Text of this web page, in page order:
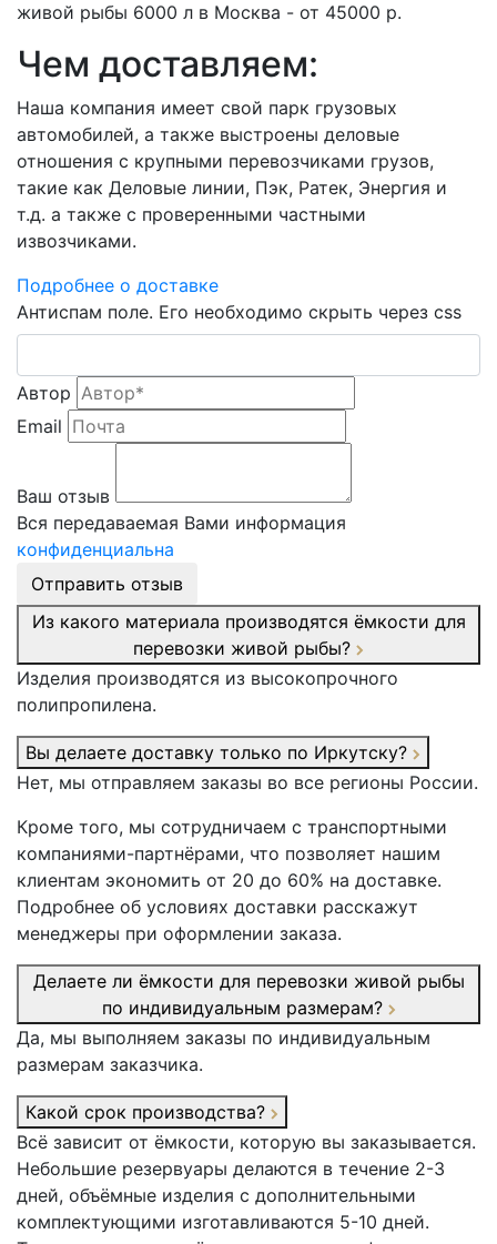
живой рыбы 6000 л в Москва - от 45000 р.
Чем доставляем:
Наша компания имеет свой парк грузовых
автомобилей, а также выстроены деловые
отношения с крупными перевозчиками грузов,
такие как Деловые линии, Пэк, Ратек, Энергия и
т.д. а также с проверенными частными
извозчиками.
Подробнее о доставке
Антиспам поле. Его необходимо скрыть через css
Автор
Email
Ваш отзыв
Вся передаваемая Вами информация
конфиденциальна
Отправить отзыв
Из какого материала производятся ёмкости для
перевозки живой рыбы?
Изделия производятся из высокопрочного
полипропилена.
Вы делаете доставку только по Иркутску?
Нет, мы отправляем заказы во все регионы России.
Кроме того, мы сотрудничаем с транспортными
компаниями-партнёрами, что позволяет нашим
клиентам экономить от 20 до 60% на доставке.
Подробнее об условиях доставки расскажут
менеджеры при оформлении заказа.
Делаете ли ёмкости для перевозки живой рыбы
по индивидуальным размерам?
Да, мы выполняем заказы по индивидуальным
размерам заказчика.
Какой срок производства?
Всё зависит от ёмкости, которую вы заказывается.
Небольшие резервуары делаются в течение 2-3
дней, объёмные изделия с дополнительными
комплектующими изготавливаются 5-10 дней.